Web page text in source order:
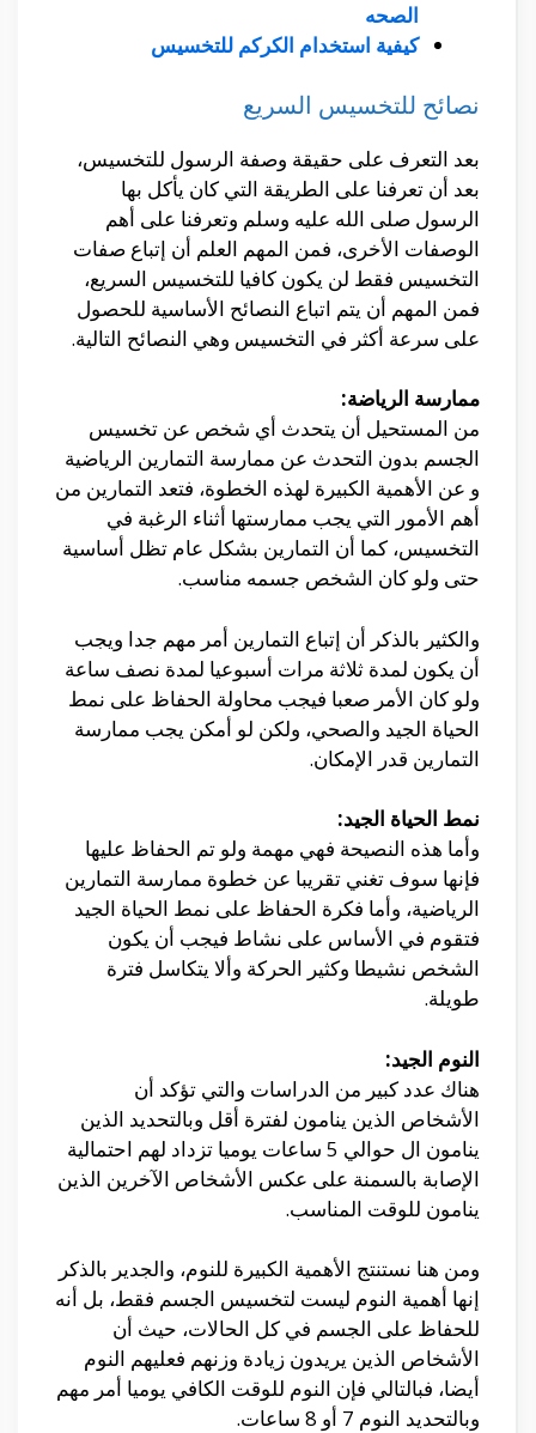
الصحه
كيفية استخدام الكركم للتخسيس
نصائح للتخسيس السريع
بعد التعرف على حقيقة وصفة الرسول للتخسيس،
بعد أن تعرفنا على الطريقة التي كان يأكل بها
الرسول صلى الله عليه وسلم وتعرفنا على أهم
الوصفات الأخرى، فمن المهم العلم أن إتباع صفات
التخسيس فقط لن يكون كافيا للتخسيس السريع،
فمن المهم أن يتم اتباع النصائح الأساسية للحصول
على سرعة أكثر في التخسيس وهي النصائح التالية.
ممارسة الرياضة:
من المستحيل أن يتحدث أي شخص عن تخسيس
الجسم بدون التحدث عن ممارسة التمارين الرياضية
و عن الأهمية الكبيرة لهذه الخطوة، فتعد التمارين من
أهم الأمور التي يجب ممارستها أثناء الرغبة في
التخسيس، كما أن التمارين بشكل عام تظل أساسية
حتى ولو كان الشخص جسمه مناسب.
والكثير بالذكر أن إتباع التمارين أمر مهم جدا ويجب
أن يكون لمدة ثلاثة مرات أسبوعيا لمدة نصف ساعة
ولو كان الأمر صعبا فيجب محاولة الحفاظ على نمط
الحياة الجيد والصحي، ولكن لو أمكن يجب ممارسة
التمارين قدر الإمكان.
نمط الحياة الجيد:
وأما هذه النصيحة فهي مهمة ولو تم الحفاظ عليها
فإنها سوف تغني تقريبا عن خطوة ممارسة التمارين
الرياضية، وأما فكرة الحفاظ على نمط الحياة الجيد
فتقوم في الأساس على نشاط فيجب أن يكون
الشخص نشيطا وكثير الحركة وألا يتكاسل فترة
طويلة.
النوم الجيد:
هناك عدد كبير من الدراسات والتي تؤكد أن
الأشخاص الذين ينامون لفترة أقل وبالتحديد الذين
ينامون ال حوالي 5 ساعات يوميا تزداد لهم احتمالية
الإصابة بالسمنة على عكس الأشخاص الآخرين الذين
ينامون للوقت المناسب.
ومن هنا نستنتج الأهمية الكبيرة للنوم، والجدير بالذكر
إنها أهمية النوم ليست لتخسيس الجسم فقط، بل أنه
للحفاظ على الجسم في كل الحالات، حيث أن
الأشخاص الذين يريدون زيادة وزنهم فعليهم النوم
أيضا، فبالتالي فإن النوم للوقت الكافي يوميا أمر مهم
وبالتحديد النوم 7 أو 8 ساعات.